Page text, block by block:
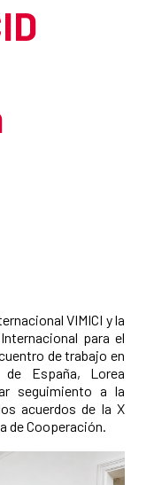
VIMICI y la
para el
de trabajo en
España, Lorea
seguimiento a la
acuerdos de la X
de Cooperación.